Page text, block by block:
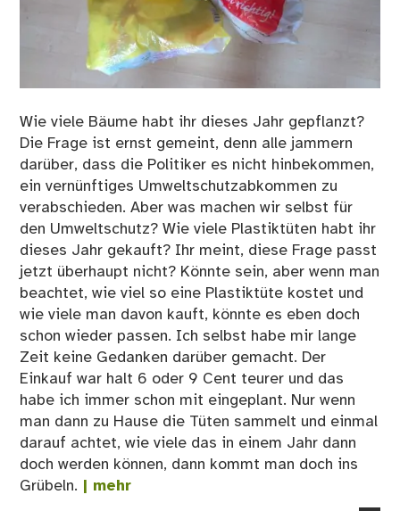
Wie viele Bäume habt ihr dieses Jahr gepflanzt?
Die Frage ist ernst gemeint, denn alle jammern
darüber, dass die Politiker es nicht hinbekommen,
ein vernünftiges Umweltschutzabkommen zu
verabschieden. Aber was machen wir selbst für
den Umweltschutz? Wie viele Plastiktüten habt ihr
dieses Jahr gekauft? Ihr meint, diese Frage passt
jetzt überhaupt nicht? Könnte sein, aber wenn man
beachtet, wie viel so eine Plastiktüte kostet und
wie viele man davon kauft, könnte es eben doch
schon wieder passen. Ich selbst habe mir lange
Zeit keine Gedanken darüber gemacht. Der
Einkauf war halt 6 oder 9 Cent teurer und das
habe ich immer schon mit eingeplant. Nur wenn
man dann zu Hause die Tüten sammelt und einmal
darauf achtet, wie viele das in einem Jahr dann
doch werden können, dann kommt man doch ins
Grübeln. | mehr